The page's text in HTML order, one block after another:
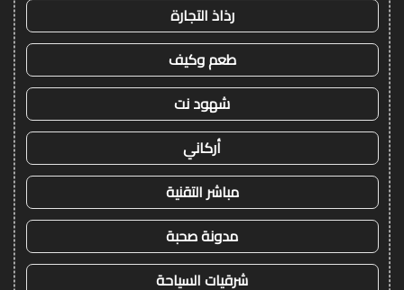
رذاذ التجارة
طعم وكيف
شهود نت
أركاني
مباشر التقنية
مدونة صحبة
شرقيات السياحة